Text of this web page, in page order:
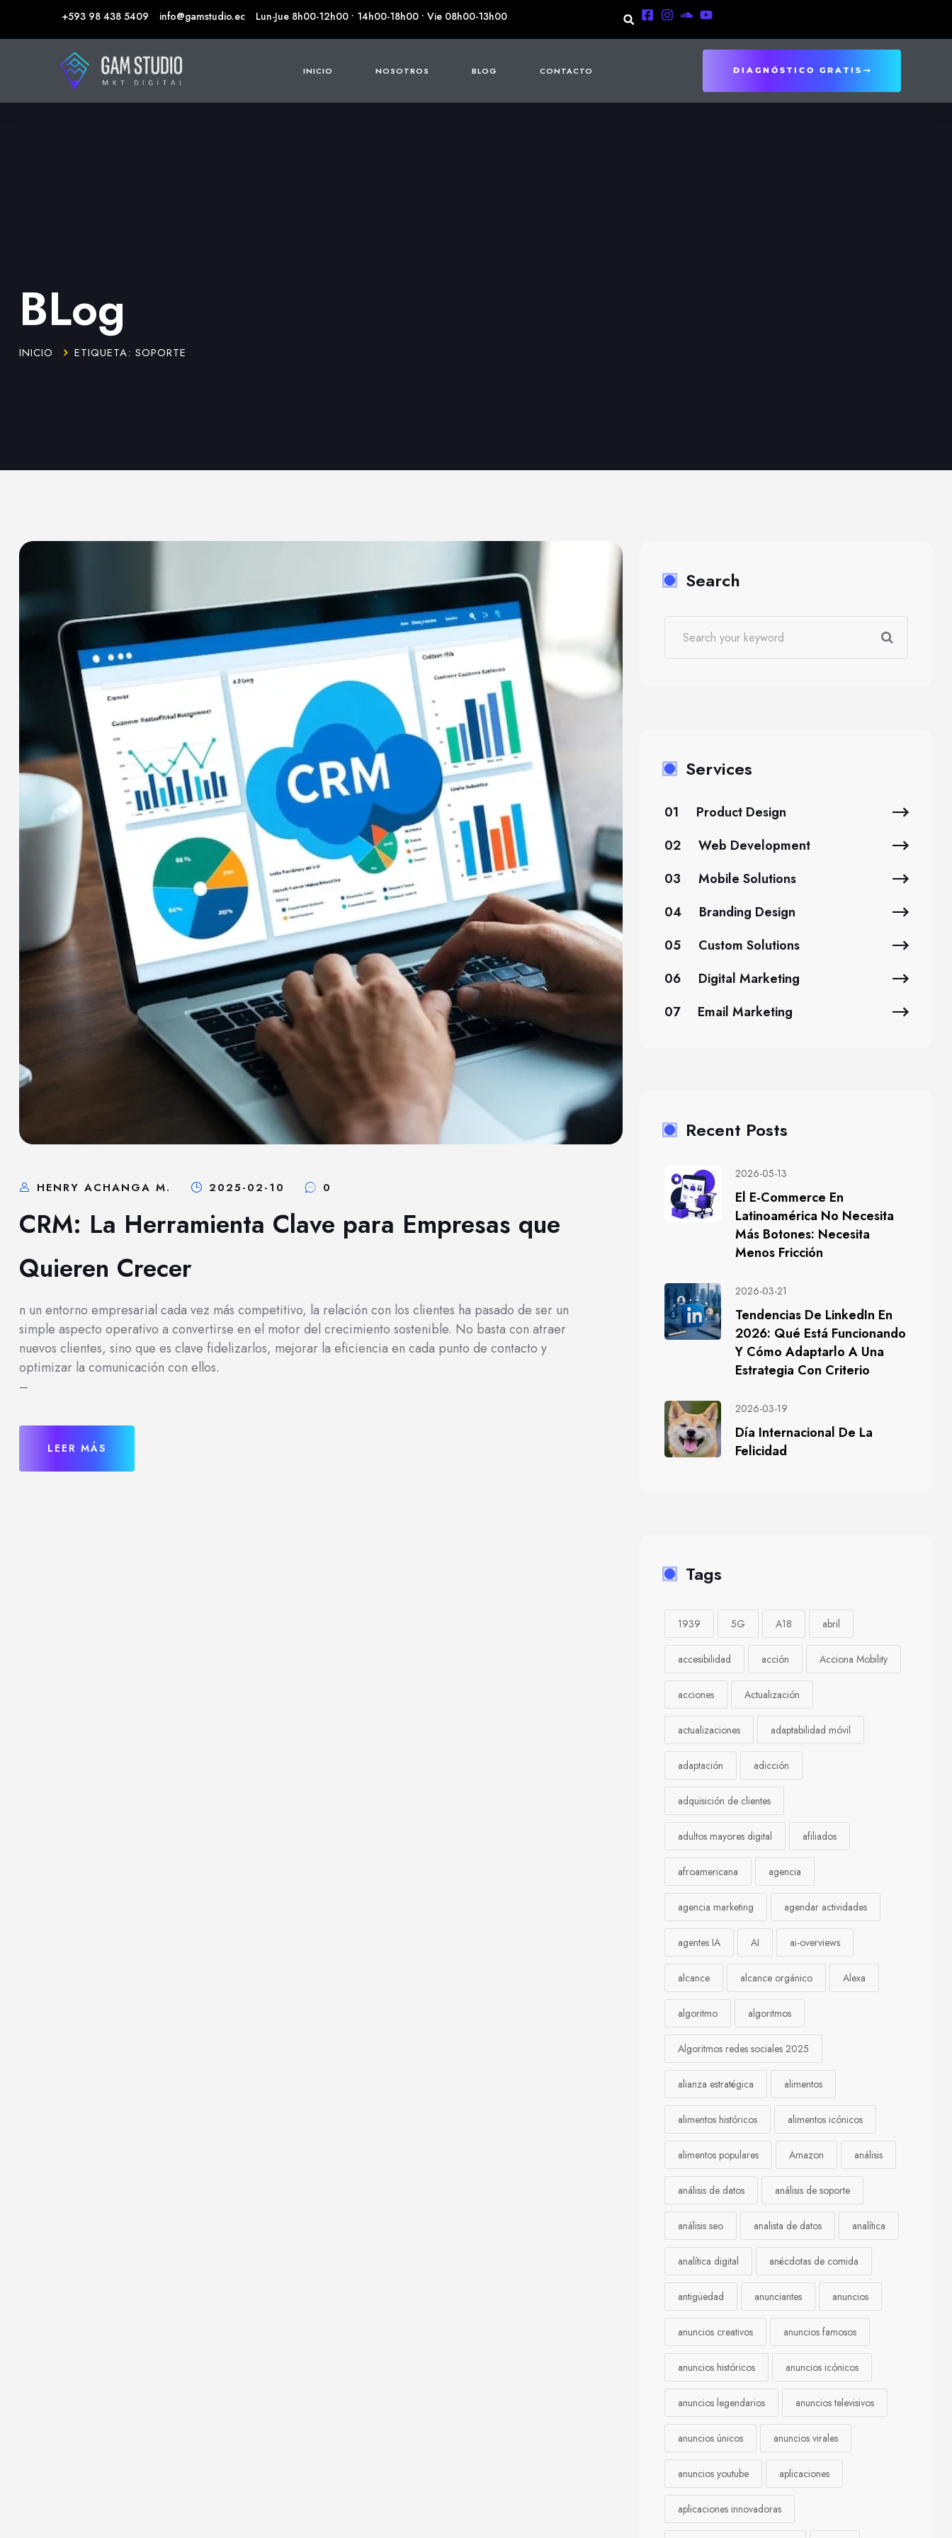
+593 98 438 5409 info@gamstudio.ec Lun-Jue 8h00-12h00 • 14h00-18h00 • Vie 08h00-13h00
INICIO NOSOTROS BLOG CONTACTO DIAGNÓSTICO GRATIS
BLog
INICIO ETIQUETA: SOPORTE
HENRY ACHANGA M. 2025-02-10 0
CRM: La Herramienta Clave para Empresas que
Quieren Crecer
n un entorno empresarial cada vez más competitivo, la relación con los clientes ha pasado de ser un
simple aspecto operativo a convertirse en el motor del crecimiento sostenible. No basta con atraer
nuevos clientes, sino que es clave fidelizarlos, mejorar la eficiencia en cada punto de contacto y
optimizar la comunicación con ellos.
–
LEER MÁS
Search
Services
01
Product Design
02
Web Development
03
Mobile Solutions
04
Branding Design
05
Custom Solutions
06
Digital Marketing
07
Email Marketing
Recent Posts
2026-05-13
El E-Commerce En
Latinoamérica No Necesita
Más Botones: Necesita
Menos Fricción
2026-03-21
Tendencias De LinkedIn En
2026: Qué Está Funcionando
Y Cómo Adaptarlo A Una
Estrategia Con Criterio
2026-03-19
Día Internacional De La
Felicidad
Tags
1939 5G A18 abril
accesibilidad acción Acciona Mobility
acciones Actualización
actualizaciones adaptabilidad móvil
adaptación adicción
adquisición de clientes
adultos mayores digital afiliados
afroamericana agencia
agencia marketing agendar actividades
agentes IA AI ai-overviews
alcance alcance orgánico Alexa
algoritmo algoritmos
Algoritmos redes sociales 2025
alianza estratégica alimentos
alimentos históricos alimentos icónicos
alimentos populares Amazon análisis
análisis de datos análisis de soporte
análisis seo analista de datos analítica
analítica digital anécdotas de comida
antigüedad anunciantes anuncios
anuncios creativos anuncios famosos
anuncios históricos anuncios icónicos
anuncios legendarios anuncios televisivos
anuncios únicos anuncios virales
anuncios youtube aplicaciones
aplicaciones innovadoras